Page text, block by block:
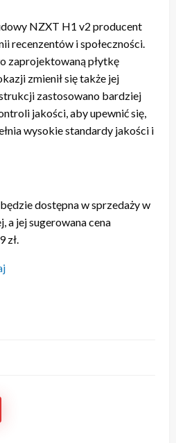
NZXT H1 v2 producent
recenzentów i społeczności.
zaprojektowaną płytkę
zmienił się także jej
zastosowano bardziej
jakości, aby upewnić się,
wysokie standardy jakości i
dostępna w sprzedaży w
a jej sugerowana cena
zł.